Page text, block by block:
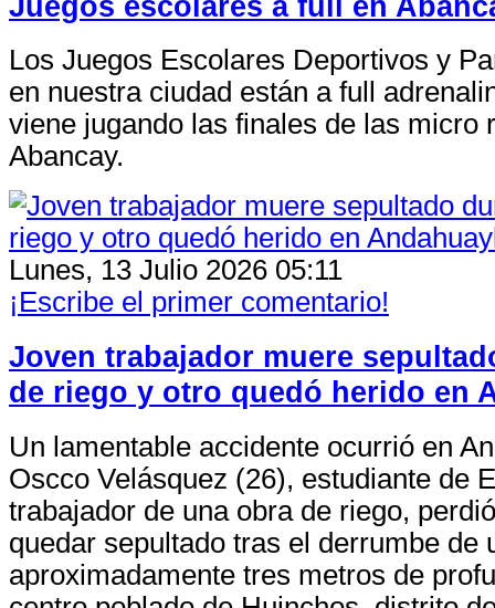
Los Juegos Escolares Deportivos y
en nuestra ciudad están a full
viene jugando las finales de las micro
Abancay.
Lunes, 13 Julio 2026 05:11
¡Escribe el primer comentario!
Joven trabajador muere
de riego y otro quedó herido en
Un lamentable accidente ocurrió en
Oscco Velásquez (26), estudiante de
trabajador de una obra de riego,
quedar sepultado tras el derrumbe de
aproximadamente tres metros de